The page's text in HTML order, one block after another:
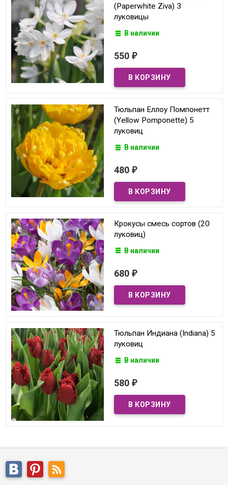
(Paperwhite Ziva) 3
луковицы
В наличии
550 ₽
Тюльпан Еллоу Помпонетт
(Yellow Pomponette) 5
луковиц
В наличии
480 ₽
Крокусы смесь сортов (20
луковиц)
В наличии
680 ₽
Тюльпан Индиана (Indiana) 5
луковиц
В наличии
580 ₽